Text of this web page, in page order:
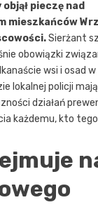
pieczę nad
mieszkańców
Sierżant
obowiązki
wsi i osad
lokalnej policji
działań
każdemu, kto